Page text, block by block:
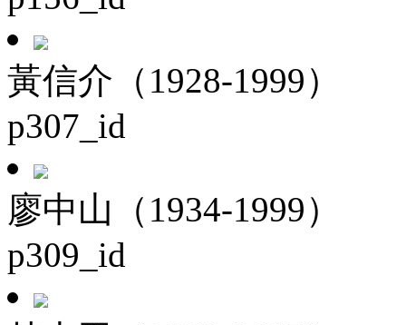
黃信介（1928-1999）
p307_id
廖中山（1934-1999）
p309_id